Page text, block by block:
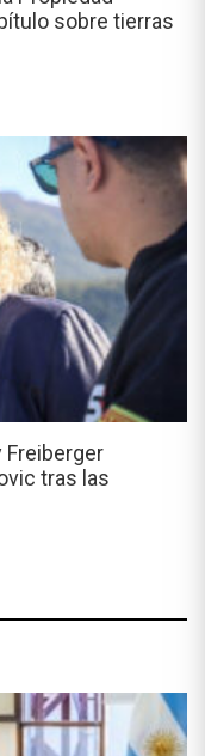
sobre tierras
Freiberger
tras las